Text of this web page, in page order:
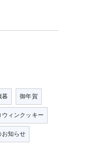
暮
御年賀
ィンクッキー
知らせ